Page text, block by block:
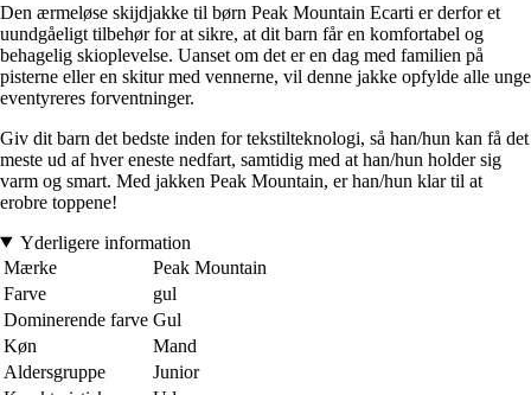
Den ærmeløse skijdjakke til børn Peak Mountain Ecarti er derfor et
uundgåeligt tilbehør for at sikre, at dit barn får en komfortabel og
behagelig skioplevelse. Uanset om det er en dag med familien på
pisterne eller en skitur med vennerne, vil denne jakke opfylde alle unge
eventyreres forventninger.
Giv dit barn det bedste inden for tekstilteknologi, så han/hun kan få det
meste ud af hver eneste nedfart, samtidig med at han/hun holder sig
varm og smart. Med jakken Peak Mountain, er han/hun klar til at
erobre toppene!
Yderligere information
Mærke
Peak Mountain
Farve
gul
Dominerende farve Gul
Køn
Mand
Aldersgruppe
Junior